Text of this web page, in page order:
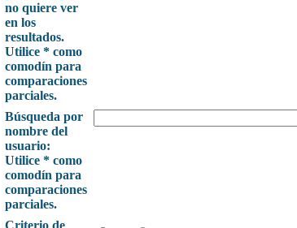
no quiere ver
en los
resultados.
Utilice * como
comodín para
comparaciones
parciales.
Búsqueda por
nombre del
usuario:
Utilice * como
comodín para
comparaciones
parciales.
Criterio de